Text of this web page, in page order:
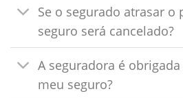
Se o segurado atrasar o
seguro será cancelado?
A seguradora é
meu seguro?